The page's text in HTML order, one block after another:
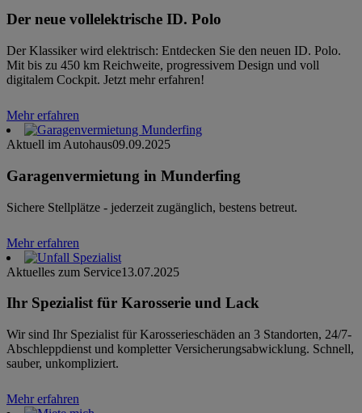
Der neue vollelektrische ID. Polo
Der Klassiker wird elektrisch: Entdecken Sie den neuen ID. Polo.
Mit bis zu 450 km Reichweite, progressivem Design und voll
digitalem Cockpit. Jetzt mehr erfahren!
Mehr erfahren
Aktuell im Autohaus09.09.2025
Garagenvermietung in Munderfing
Sichere Stellplätze - jederzeit zugänglich, bestens betreut.
Mehr erfahren
Aktuelles zum Service13.07.2025
Ihr Spezialist für Karosserie und Lack
Wir sind Ihr Spezialist für Karosserieschäden an 3 Standorten, 24/7-
Abschleppdienst und kompletter Versicherungsabwicklung. Schnell,
sauber, unkompliziert.
Mehr erfahren